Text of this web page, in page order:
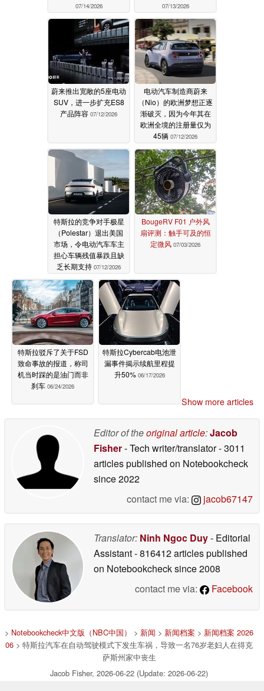
07/14/2026 07/13/2026
蔚来推出宽敞的5座电动
SUV，进一步扩充ES8
产品阵容 07/12/2026
电动汽车制造商蔚来
（Nio）的欧洲梦想正逐
渐破灭，因为今年其在
欧洲全境的注册量仅为
45辆 07/12/2026
特斯拉的竞争对手极星
（Polestar）退出美国
市场，令电动汽车车主
担心车辆残值暴跌且缺
乏长期支持 07/12/2026
BougeRV F01 户外风
扇评测：触手可及的恒
定微风 07/03/2026
特斯拉驳斥了关于FSD
致命事故的报道，称司
机当时踩的是油门而非
刹车 06/24/2026
特斯拉Cybercab电池泄
漏事件揭示续航里程提
升50% 06/17/2026
Show more articles
Editor of theoriginal article:Jacob
Fisher- Tech writer/translator- 3011
articles published on Notebookcheck
since 2022
contact me via:
jacob67147
Translator: Ninh Ngoc Duy- Editorial
Assistant- 816412 articles published
on Notebookchecksince 2008
contact me via:
Facebook
> Notebookcheck中文版（NBC中国） > 新闻 > 新闻档案 > 新闻档案 2026
06 > 特斯拉汽车在自动驾驶模式下发生车祸，导致一名76岁老妇人在得克
萨斯州家中丧生
Jacob Fisher, 2026-06-22 (Update: 2026-06-22)